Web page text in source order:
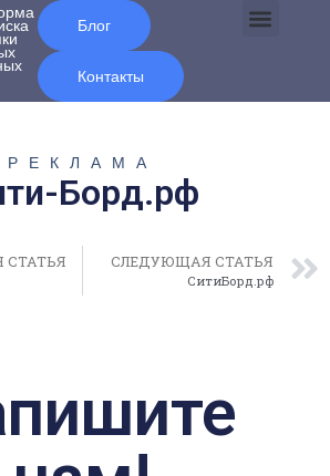
Блог
Контакты
РЕКЛАМА
Борд.рф
СЛЕДУЮЩАЯ СТАТЬЯ
СитиБорд.рф